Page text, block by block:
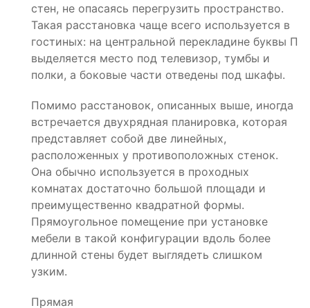
стен, не опасаясь перегрузить пространство.
Такая расстановка чаще всего используется в
гостиных: на центральной перекладине буквы П
выделяется место под телевизор, тумбы и
полки, а боковые части отведены под шкафы.
Помимо расстановок, описанных выше, иногда
встречается двухрядная планировка, которая
представляет собой две линейных,
расположенных у противоположных стенок.
Она обычно используется в проходных
комнатах достаточно большой площади и
преимущественно квадратной формы.
Прямоугольное помещение при установке
мебели в такой конфигурации вдоль более
длинной стены будет выглядеть слишком
узким.
Прямая